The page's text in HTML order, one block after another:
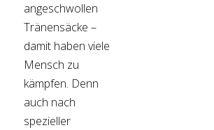
angeschwollen
Tränensäcke –
damit haben viele
Mensch zu
kämpfen. Denn
auch nach
spezieller